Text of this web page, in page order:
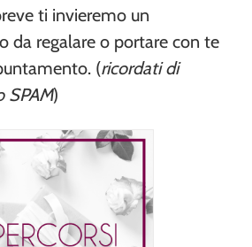
ti invieremo un
da regalare o portare con te
(ricordati di
SPAM)